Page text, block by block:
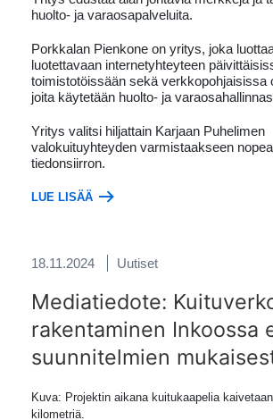
huolto- ja varaosapalveluita.
Porkkalan Pienkone on yritys, joka
luotettavaan internetyhteyteen
toimistotöissään sekä verkkopohjaisissa
joita käytetään huolto- ja
Yritys valitsi hiljattain Karjaan Puhelimen
valokuituyhteyden varmistaakseen
tiedonsiirron.
LUE LISÄÄ
18.11.2024 Uutiset
Mediatiedote:
rakentaminen Inkoossa
suunnitelmien
Kuva: Projektin aikana kuitukaapelia
kilometriä.